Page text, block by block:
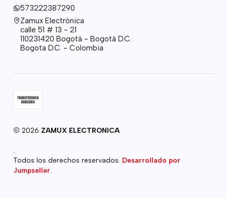
573222387290
Zamux Electrónica
calle 51 # 13 - 21
110231420 Bogotá - Bogotá D.C.
Bogota D.C. - Colombia
2026 ZAMUX ELECTRONICA
Todos los derechos reservados. Desarrollado por
Jumpseller